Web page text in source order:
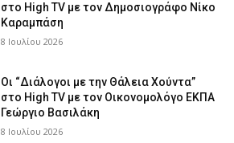
στο High TV με τον Δημοσιογράφο Νίκο
Καραμπάση
8 Ιουλίου 2026
Οι “Διάλογοι με την Θάλεια Χούντα”
στο High TV με τον Οικονομολόγο ΕΚΠΑ
Γεώργιο Βασιλάκη
8 Ιουλίου 2026